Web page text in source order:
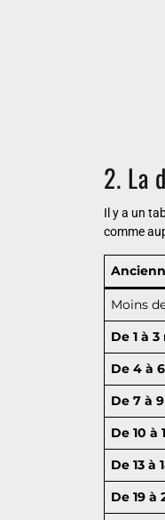
2. La
Il y a un
comme
Moins
De 1 à
De 4 à
De 7 à
De 10 à
De 13 à
De 19 à